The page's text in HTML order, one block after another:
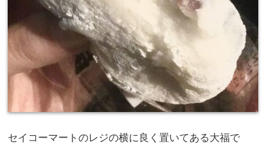
セイコーマートのレジの横に良く置いてある大福で